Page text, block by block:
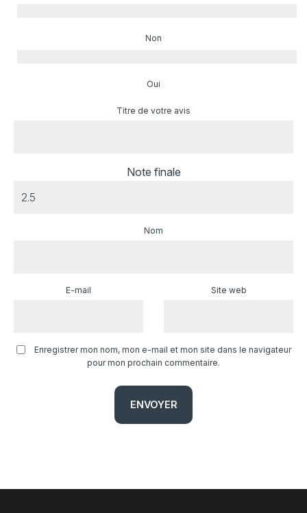
Non
Oui
Titre de votre avis
Note finale
Nom
E-mail Site web
Enregistrer mon nom, mon e-mail et mon site dans le navigateur
pour mon prochain commentaire.